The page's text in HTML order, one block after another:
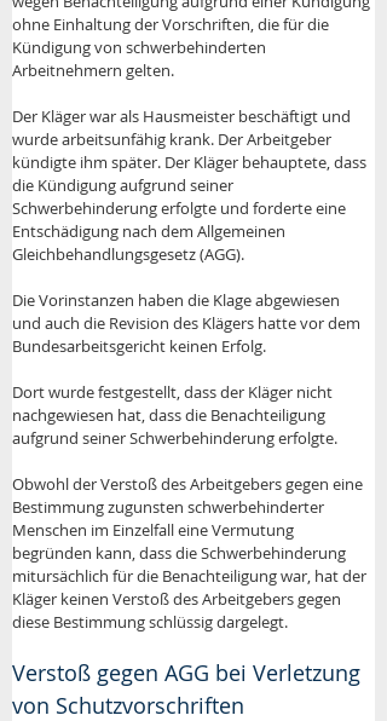
ohne Einhaltung der Vorschriften, die für die
Kündigung von schwerbehinderten
Arbeitnehmern gelten.
Der Kläger war als Hausmeister beschäftigt und
wurde arbeitsunfähig krank. Der Arbeitgeber
kündigte ihm später. Der Kläger behauptete, dass
die Kündigung aufgrund seiner
Schwerbehinderung erfolgte und forderte eine
Entschädigung nach dem Allgemeinen
Gleichbehandlungsgesetz (AGG).
Die Vorinstanzen haben die Klage abgewiesen
und auch die Revision des Klägers hatte vor dem
Bundesarbeitsgericht keinen Erfolg.
Dort wurde festgestellt, dass der Kläger nicht
nachgewiesen hat, dass die Benachteiligung
aufgrund seiner Schwerbehinderung erfolgte.
Obwohl der Verstoß des Arbeitgebers gegen eine
Bestimmung zugunsten schwerbehinderter
Menschen im Einzelfall eine Vermutung
begründen kann, dass die Schwerbehinderung
mitursächlich für die Benachteiligung war, hat der
Kläger keinen Verstoß des Arbeitgebers gegen
diese Bestimmung schlüssig dargelegt.
Verstoß gegen AGG bei Verletzung
von Schutzvorschriften